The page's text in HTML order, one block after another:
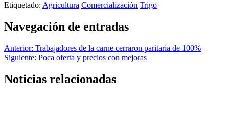
Etiquetado: Agricultura Comercialización Trigo
Navegación de entradas
Anterior: Trabajadores de la carne cerraron paritaria de 100%
Siguiente: Poca oferta y precios con mejoras
Noticias relacionadas